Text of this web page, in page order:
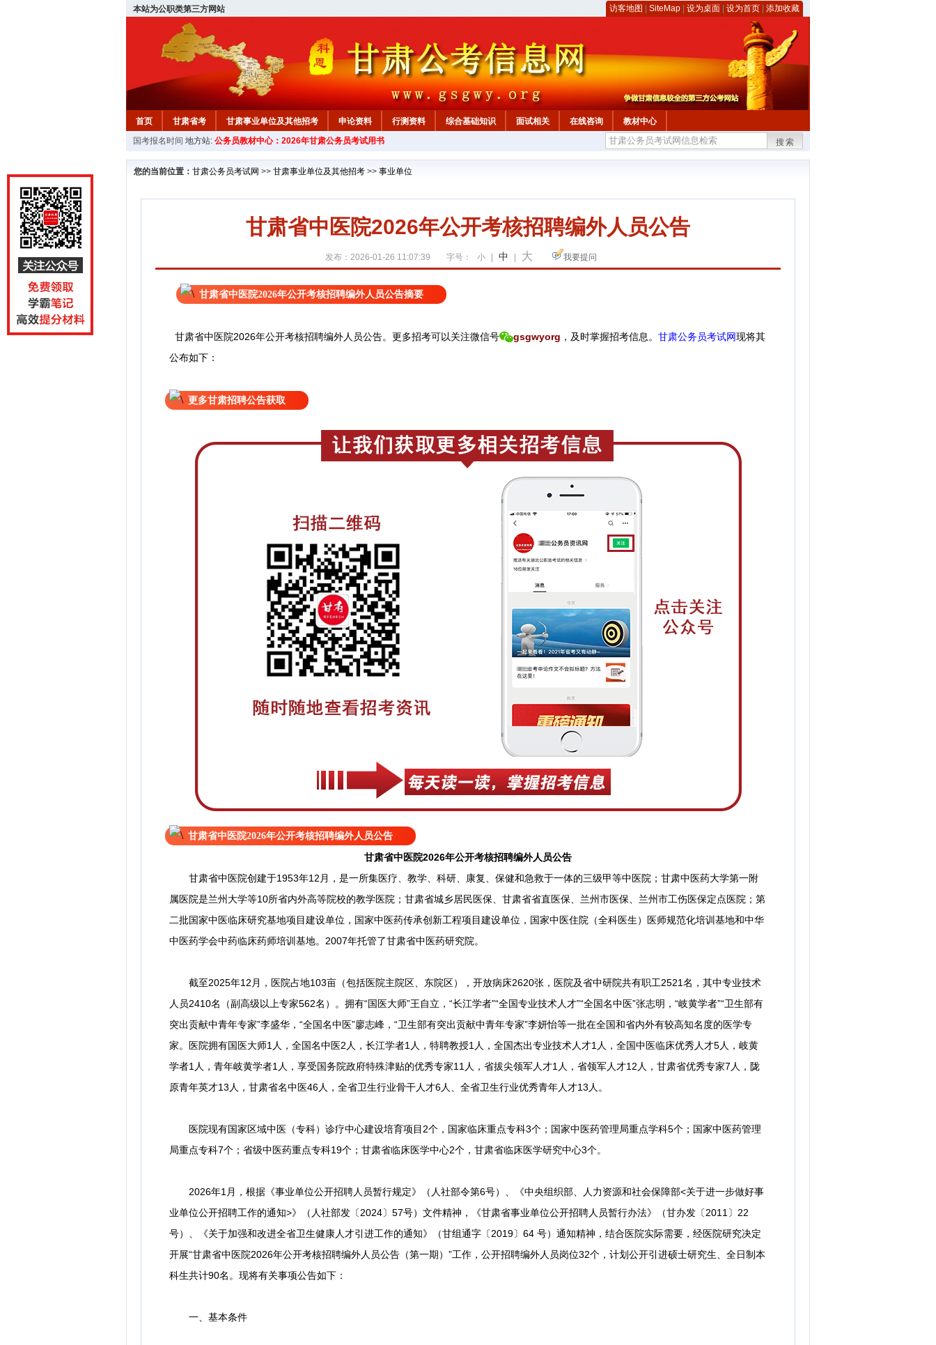
本站为公职类第三方网站 访客地图 SiteMap 设为桌面 设为首页 添加收藏
首页 甘肃省考 甘肃事业单位及其他招考 申论资料 行测资料 综合基础知识 面试相关 在线咨询
教材中心
国考报名时间 地方站: 公务员教材中心：2026年甘肃公务员考试用书 搜索
您的当前位置： 甘肃公务员考试网 >> 甘肃事业单位及其他招考 >> 事业单位
甘肃省中医院2026年公开考核招聘编外人员公告
发布：2026-01-26 11:07:39 字号： 小 中 大 我要提问
甘肃省中医院2026年公开考核招聘编外人员公告摘要
甘肃省中医院2026年公开考核招聘编外人员公告。 更多招考可以关注微信号 gsgwyorg ， 及时掌握招考信息。 甘肃公务员考试网现将其
公布如下：
更多甘肃招聘公告获取
甘肃省中医院2026年公开考核招聘编外人员公告
甘肃省中医院2026年公开考核招聘编外人员公告
甘肃省中医院创建于1953年12月，是一所集医疗、教学、科研、康复、保健和急救于一体的三级甲等中医院；甘肃中医药大学第一附
属医院是兰州大学等10所省内外高等院校的教学医院；甘肃省城乡居民医保、甘肃省省直医保、兰州市医保、兰州市工伤医保定点医院；第
二批国家中医临床研究基地项目建设单位，国家中医药传承创新工程项目建设单位，国家中医住院（全科医生）医师规范化培训基地和中华
中医药学会中药临床药师培训基地。2007年托管了甘肃省中医药研究院。
截至2025年12月，医院占地103亩（包括医院主院区、东院区），开放病床2620张，医院及省中研院共有职工2521名，其中专业技术
人员2410名（副高级以上专家562名）。拥有“国医大师”王自立，“长江学者”“全国专业技术人才”“全国名中医”张志明，“岐黄学者”“卫生部有
突出贡献中青年专家”李盛华，“全国名中医”廖志峰，“卫生部有突出贡献中青年专家”李妍怡等一批在全国和省内外有较高知名度的医学专
家。医院拥有国医大师1人，全国名中医2人，长江学者1人，特聘教授1人，全国杰出专业技术人才1人，全国中医临床优秀人才5人，岐黄
学者1人，青年岐黄学者1人，享受国务院政府特殊津贴的优秀专家11人，省拔尖领军人才1人，省领军人才12人，甘肃省优秀专家7人，陇
原青年英才13人，甘肃省名中医46人，全省卫生行业骨干人才6人、全省卫生行业优秀青年人才13人。
医院现有国家区域中医（专科）诊疗中心建设培育项目2个，国家临床重点专科3个；国家中医药管理局重点学科5个；国家中医药管理
局重点专科7个；省级中医药重点专科19个；甘肃省临床医学中心2个，甘肃省临床医学研究中心3个。
2026年1月，根据《事业单位公开招聘人员暂行规定》（人社部令第6号）、《中央组织部、人力资源和社会保障部<关于进一步做好事
业单位公开招聘工作的通知>》（人社部发〔2024〕57号）文件精神，《甘肃省事业单位公开招聘人员暂行办法》（甘办发〔2011〕22
号）、《关于加强和改进全省卫生健康人才引进工作的通知》（甘组通字〔2019〕64 号）通知精神，结合医院实际需要，经医院研究决定
开展“甘肃省中医院2026年公开考核招聘编外人员公告（第一期）”工作，公开招聘编外人员岗位32个，计划公开引进硕士研究生、全日制本
科生共计90名。现将有关事项公告如下：
一、基本条件